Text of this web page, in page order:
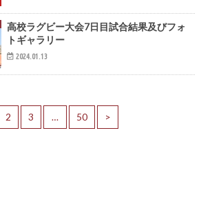
高校ラグビー大会7日目試合結果及びフォ
トギャラリー
2024.01.13
2 3 … 50 >